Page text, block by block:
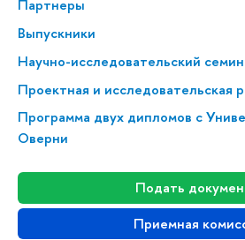
Партнеры
Выпускники
Научно-исследовательский
Проектная и исследовательская
Программа двух дипломов с
Оверни
Подать
Приемная